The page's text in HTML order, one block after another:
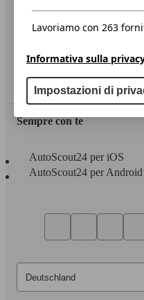
Privacy
Dichiarazione di
Servizi
Area rivenditori
Sempre con te
AutoScout24 per iOS
AutoScout24 per Android
Lavoriamo con 263
Informativa sulla
Impostazioni di